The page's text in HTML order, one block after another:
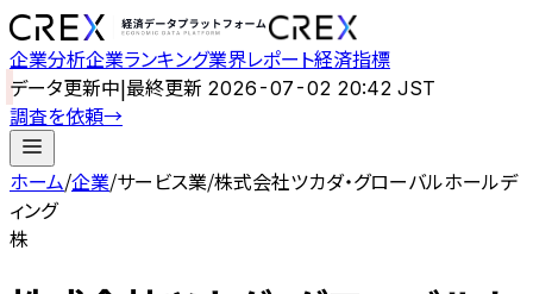
企業分析企業ランキング業界レポート経済指標
データ更新中|最終更新 2026-07-02 20:42 JST
調査を依頼→
ホーム/企業/サービス業/株式会社ツカダ・グローバルホールデ
ィング
株